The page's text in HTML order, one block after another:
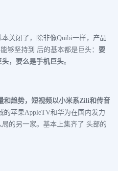
关闭了，除非像Quibi一样，产品
够坚持到 后的基本都是巨头： 要
，要么是手机巨头。
和趋势，短视频以小米系Zili和传音
的苹果AppleTV和华为在国内发力
的另一家。基本上集齐了 头部的